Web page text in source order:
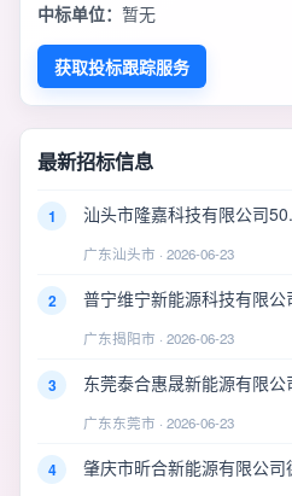
中标单位： 暂无
获取投标跟踪服务
最新招标信息
1 汕头市隆嘉科技有限公司
广东汕头市 · 2026-06-23
2 普宁维宁新能源科技有限
广东揭阳市 · 2026-06-23
3 东莞泰合惠晟新能源有限
广东东莞市 · 2026-06-23
4 肇庆市昕合新能源有限公